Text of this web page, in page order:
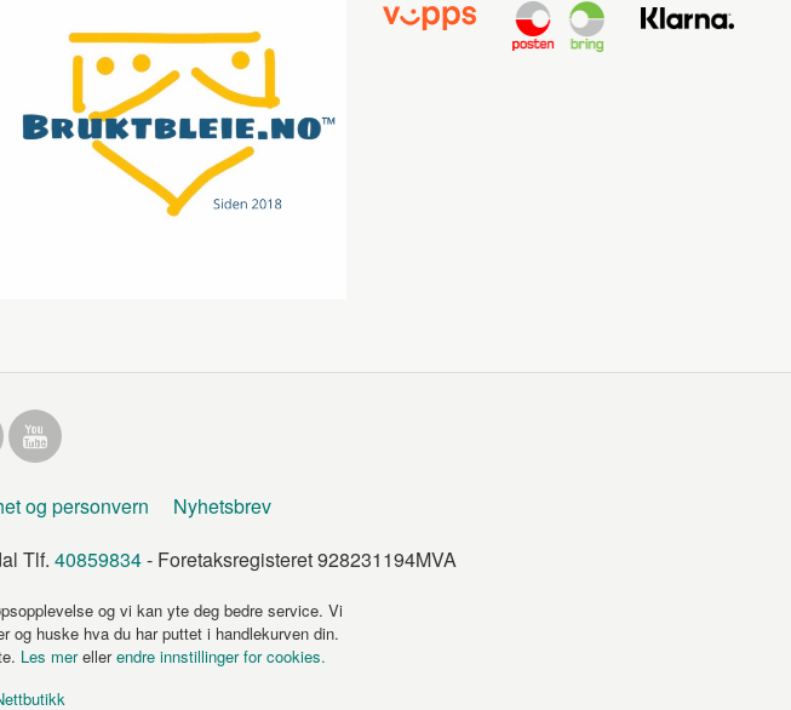
og personvern
Nyhetsbrev
Tlf. 40859834- Foretaksregisteret 928231194MVA
og vi kan yte deg bedre service. Vi
og huske hva du har puttet i handlekurven din.
Les merellerendre innstillinger for cookies.